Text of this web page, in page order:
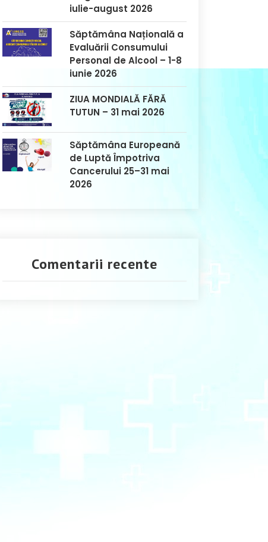
iulie-august 2026
Săptămâna Națională a
Evaluării Consumului
Personal de Alcool – 1-8
iunie 2026
ZIUA MONDIALĂ FĂRĂ
TUTUN – 31 mai 2026
Săptămâna Europeană
de Luptă Împotriva
Cancerului 25–31 mai
2026
Comentarii recente